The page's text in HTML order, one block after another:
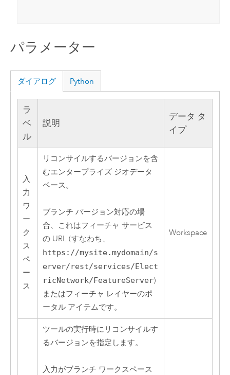
パラメーター
ダイアログ Python
ラ
ベ
ル
説明
データ タ
イプ
入
力
ワ
ー
ク
ス
ペ
ー
ス
リコンサイルするバージョンを含
むエンタープライズ ジオデータ
ベース。
ブランチ バージョン対応の場
合、これはフィーチャ サービス
の URL (すなわち、
https://mysite.mydomain/s
erver/rest/services/Elect
ricNetwork/FeatureServer)
またはフィーチャ レイヤーのポ
ータル アイテムです。
Workspace
ツールの実行時にリコンサイルす
るバージョンを指定します。
入力がブランチ ワークスペース